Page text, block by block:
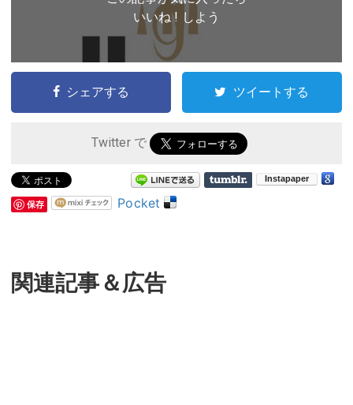
いいね ! しよう
シェアする ツイートする
Twitter で
保存 Pocket
関連記事＆広告